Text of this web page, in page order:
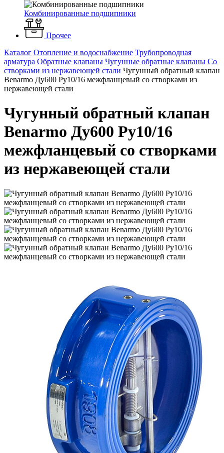
Комбинированные подшипники
Прочее
Каталог Отопление и водоснабжение Трубопроводная
арматура Обратные клапаны Чугунные обратные клапаны Со
створками из нержавеющей стали Чугунный обратный клапан
Benarmo Ду600 Ру10/16 межфланцевый со створками из
нержавеющей стали
Чугунный обратный клапан
Benarmo Ду600 Ру10/16
межфланцевый со створками
из нержавеющей стали